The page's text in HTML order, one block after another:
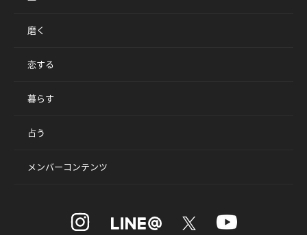
磨く
恋する
暮らす
占う
メンバーコンテンツ